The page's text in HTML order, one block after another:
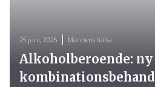
25 juni, 2025 Mannens hälsa
Alkoholberoende: ny